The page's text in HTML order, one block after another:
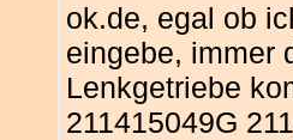
ok.de, egal ob
eingebe, immer
Lenkgetriebe
211415049G